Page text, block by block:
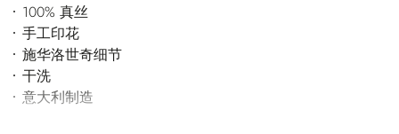
100% 真丝
手工印花
施华洛世奇细节
干洗
意大利制造